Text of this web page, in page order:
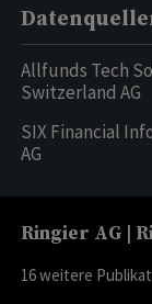
Allfunds Tech
Switzerland AG
SIX Financial
AG
Ringier AG |
16weitere